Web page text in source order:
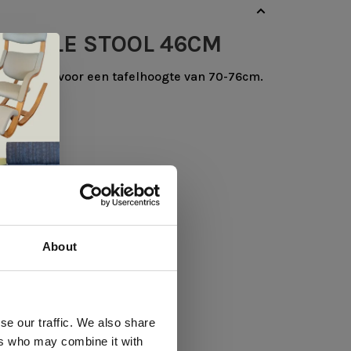
About
our traffic. We also share
who may combine it with
STOOL 46CM
voor een tafelhoogte van 70-76cm.
aniline, gecoat aniline